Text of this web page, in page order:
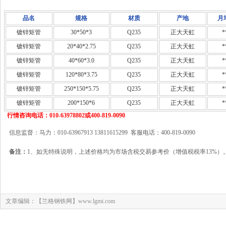
品名 规格 材质 产地
月
镀锌矩管
30*50*3 Q235 正大天虹
镀锌矩管
20*40*2.75 Q235 正大天虹
镀锌矩管
40*60*3.0 Q235 正大天虹
镀锌矩管
120*80*3.75 Q235 正大天虹
镀锌矩管
250*150*5.75 Q235 正大天虹
镀锌矩管
200*150*6 Q235 正大天虹
行情咨询电话：010-63978802或400-819-0090
信息监督：马力：010-63967913 13811615299 客服电话：400-819-0090
备注： 1、如无特殊说明，上述价格均为市场含税交易参考价（增值税税率13%）
文章编辑：【兰格钢铁网】www.lgmi.com